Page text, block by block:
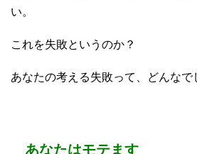
い。
これを失敗というのか？
あなたの考える失敗って、どんなで
あなたはモテます